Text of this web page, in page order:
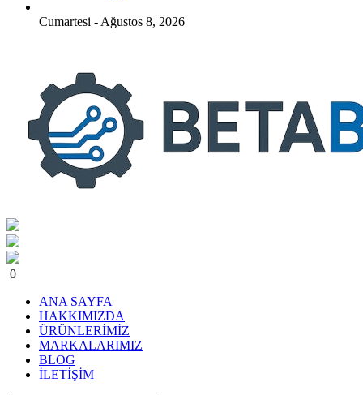
Cumartesi - Ağustos 8, 2026
0
ANA SAYFA
HAKKIMIZDA
ÜRÜNLERİMİZ
MARKALARIMIZ
BLOG
İLETİŞİM